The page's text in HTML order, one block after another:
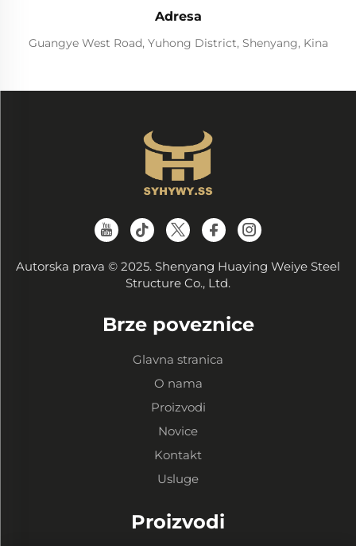
Adresa
Guangye West Road, Yuhong District, Shenyang, Kina
Autorska prava © 2025. Shenyang Huaying Weiye Steel
Structure Co., Ltd.
Brze poveznice
Glavna stranica
O nama
Proizvodi
Novice
Kontakt
Usluge
Proizvodi